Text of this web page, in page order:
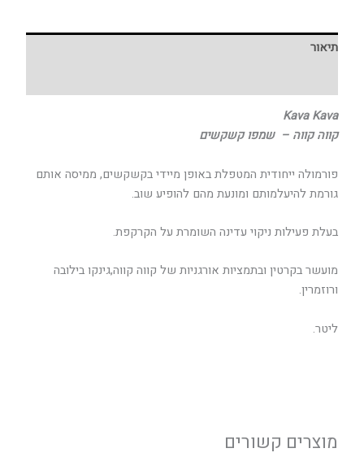
תיאור
Kava Kava
קווה קווה – שמפו קשקשים
פורמולה ייחודית המטפלת באופן מיידי בקשקשים, ממיסה אותם
גורמת להיעלמותם ומונעת מהם להופיע שוב.
בעלת פעילות ניקוי עדינה השומרת על הקרקפת.
מועשר בקרטין ובתמציות אורגניות של קווה קווה,גינקו בילובה
ורוזמרין.
ליטר.
מוצרים קשורים